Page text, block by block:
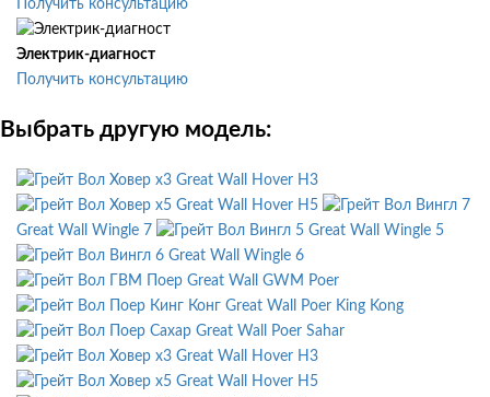
Получить консультацию
Электрик-диагност
Получить консультацию
Выбрать другую модель:
Great Wall Hover H3
Great Wall Hover H5
Great Wall Wingle 7
Great Wall Wingle 5
Great Wall Wingle 6
Great Wall GWM Poer
Great Wall Poer King Kong
Great Wall Poer Sahar
Great Wall Hover H3
Great Wall Hover H5